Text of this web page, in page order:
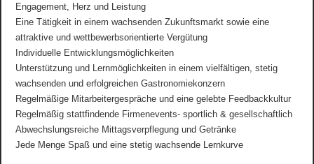
Engagement, Herz und Leistung
Eine Tätigkeit in einem wachsenden Zukunftsmarkt sowie eine
attraktive und wettbewerbsorientierte Vergütung
Individuelle Entwicklungsmöglichkeiten
Unterstützung und Lernmöglichkeiten in einem vielfältigen, stetig
wachsenden und erfolgreichen Gastronomiekonzern
Regelmäßige Mitarbeitergespräche und eine gelebte Feedbackkultur
Regelmäßig stattfindende Firmenevents- sportlich & gesellschaftlich
Abwechslungsreiche Mittagsverpflegung und Getränke
Jede Menge Spaß und eine stetig wachsende Lernkurve